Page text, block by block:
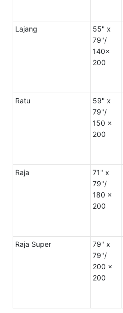
Lajang
55" x
79"/
140x
200
Ratu
59" x
79"/
150 x
200
Raja
71" x
79"/
180 x
200
Raja Super
79" x
79"/
200 x
200